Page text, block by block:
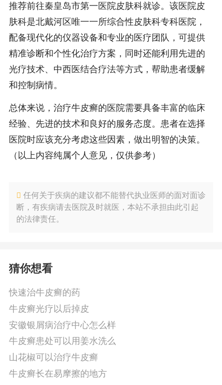
推荐前往秦皇岛市第一医院皮肤科就诊。该医院皮
肤科是北戴河区唯一一所综合性皮肤科专科医院，
配备现代化的仪器设备和专业的医疗团队，可提供
精准诊断和个性化治疗方案，同时还能利用先进的
光疗技术、中西医结合疗法等方式，帮助患者缓解
和控制病情。
总体来说，治疗牛皮癣的医院需要具备丰富的临床
经验、先进的技术和良好的服务态度。患者在选择
医院时应该充分考虑这些因素，做出明智的决策。
（以上内容纯属个人意见，仅供参考）
任何关于疾病的建议都不能替代执业医师的面对面诊
断，有疾病请去医院及时就医，本站不承担由此引起
的法律责任。
猜你想看
快速治牛皮癣的药
牛皮癣光疗以后掉皮
安徽银屑病治疗中心怎么样
牛皮癣患处可以用姜水洗么
山花椒可以治疗牛皮癣
牛皮癣长在易摩擦的地方